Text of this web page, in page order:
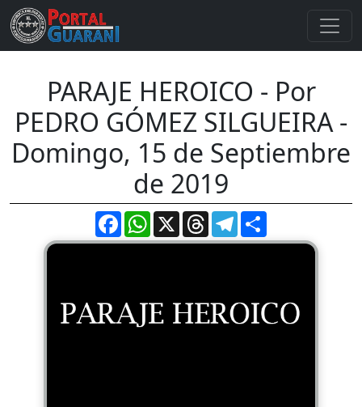
PARAJE HEROICO - Por
PEDRO GÓMEZ SILGUEIRA -
Domingo, 15 de Septiembre
de 2019
FacebookWhatsApp
X ThreadsTelegram